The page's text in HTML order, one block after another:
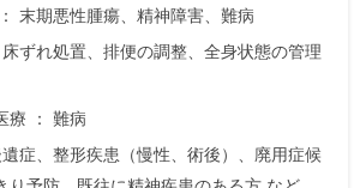
末期悪性腫瘍、精神障害、難病
ずれ処置、排便の調整、全身状態の管理
療 ： 難病
症、整形疾患（慢性、術後）、廃用症候